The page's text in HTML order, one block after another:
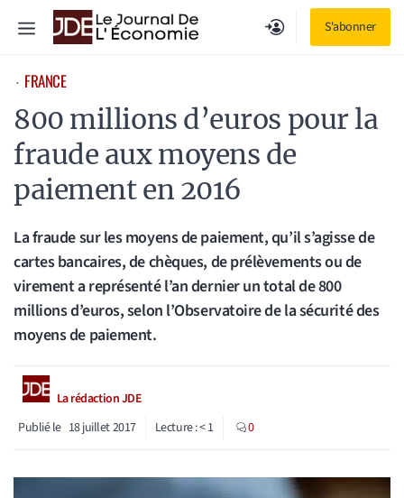
S'abonner
Menu
⋅ FRANCE
800 millions d’euros pour la
fraude aux moyens de
paiement en 2016
La fraude sur les moyens de paiement, qu’il s’agisse de
cartes bancaires, de chèques, de prélèvements ou de
virement a représenté l’an dernier un total de 800
millions d’euros, selon l’Observatoire de la sécurité des
moyens de paiement.
La rédaction JDE
Publié le 18 juillet 2017 Lecture :< 1 0